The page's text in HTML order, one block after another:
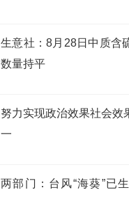
生意社：8月28日中质含
数量持平
努力实现政治效果社会效
一
两部门：台风“海葵”已